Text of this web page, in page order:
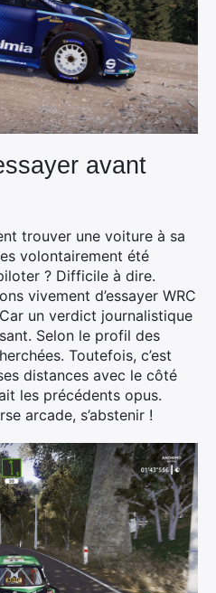
avant
trouver une voiture à sa
volontairement été
? Difficile à dire.
vivement d’essayer WRC
un verdict journalistique
Selon le profil des
Toutefois, c’est
distances avec le côté
les précédents opus.
arcade, s’abstenir !